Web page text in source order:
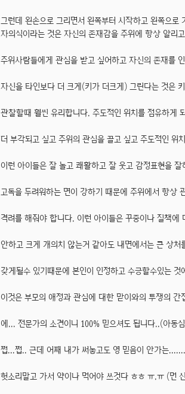
그런데 왼손으로 그리면서 왼쪽부터 시작하고 왼쪽으
자의식이라는 것은 자신의 존재감을 주위에 항상 알리
주위사람들에게 관심을 받고 싶어하고 자신의 존재를
자신을 타인보다 더 크게(키가 더크게) 그린다는 것은
관찰할때 훨씬 유리합니다. 주도적인 위치를 점유하게
더 부각되고 싶고 주위의 관심을 끌고 싶고 주도적인 위
이런 아이들은 잘 놀고 쾌활하고 잘 웃고 감정표현을
고독을 두려워하는 면이 강하기 때문에 주위에서 항상
격려를 해줘야 합니다. 이런 아이들은 꾸중이나 질책에
안하고 크게 개의치 않는거 같아도 내면에서는 큰 상처
갖게될수 있기때문에 본인이 인정하고 수긍할수있는
이것은 부모의 애정과 관심에 대한 맏이와의 투쟁의 간
에... 전문가의 소견이니 100% 믿으셔도 됩니다..(아동
쩝...쩝.. 근데 어째 내가 써놓고도 영 믿음이 안가는
헛소리말고 가서 약이나 먹어야 쓰것다 ㅎㅎ ㅠ.ㅠ (먼